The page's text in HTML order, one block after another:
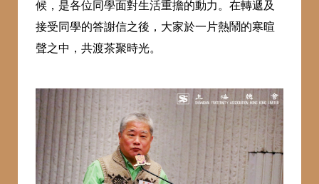
候，是各位同學面對生活重擔的動力。在轉遞及
接受同學的答謝信之後，大家於一片熱鬧的寒暄
聲之中，共渡茶聚時光。